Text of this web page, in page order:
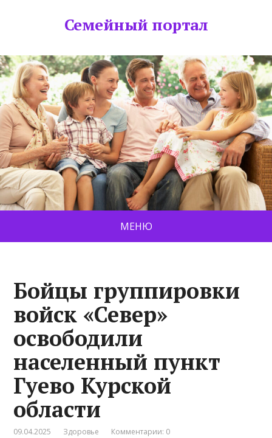
Семейный портал
МЕНЮ
Бойцы группировки
войск «Север»
освободили
населенный пункт
Гуево Курской
области
09.04.2025 Здоровье Комментарии: 0